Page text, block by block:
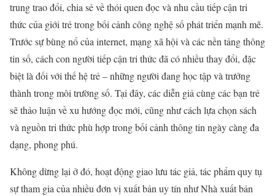
trung trao đổi, chia sẻ về thói quen đọc và nhu cầu tiếp cận tri
thức của giới trẻ trong bối cảnh công nghệ số phát triển mạnh mẽ.
Trước sự bùng nổ của internet, mạng xã hội và các nền tảng thông
tin số, cách con người tiếp cận tri thức đã có nhiều thay đổi, đặc
biệt là đối với thế hệ trẻ – những người đang học tập và trưởng
thành trong môi trường số. Tại đây, các diễn giả cùng các bạn trẻ
sẽ thảo luận về xu hướng đọc mới, cũng như cách lựa chọn sách
và nguồn tri thức phù hợp trong bối cảnh thông tin ngày càng đa
dạng, phong phú.
Không dừng lại ở đó, hoạt động giao lưu tác giả, tác phẩm quy tụ
sự tham gia của nhiều đơn vị xuất bản uy tín như Nhà xuất bản